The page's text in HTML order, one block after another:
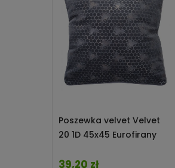
Poszewka velvet Velvet
20 1D 45x45 Eurofirany
Cena
39,20 zł